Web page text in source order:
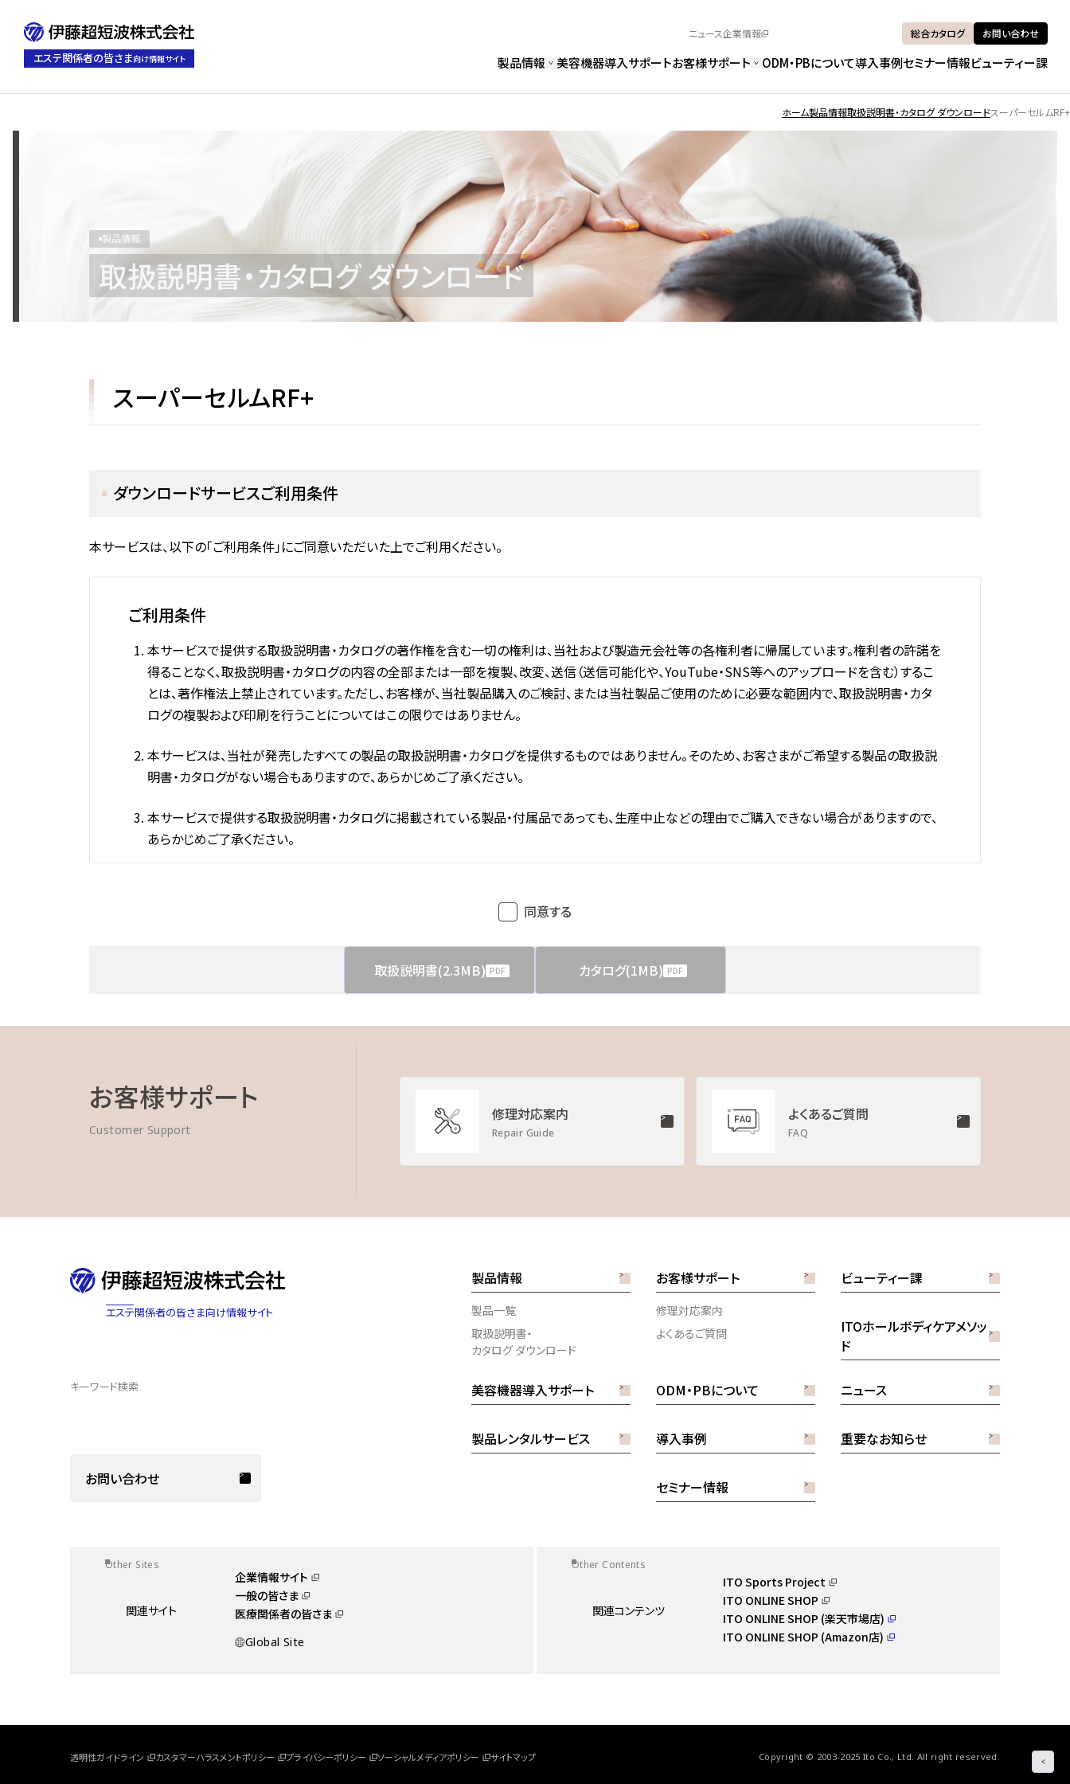
エステ関係者の皆さま向け情報サイト
ニュース企業情報 総合カタログ お問い合わせ
製品情報
カタログ ダウンロード
美容機器導入サポートお客様サポート ODM・PBについて導入事例セミナー情報ビューティー課
ホーム製品情報取扱説明書・カタログ ダウンロードスーパーセルムRF+
製品情報
取扱説明書・カタログ ダウンロード
スーパーセルムRF+
ダウンロードサービスご利用条件
本サービスは、以下の「ご利用条件」にご同意いただいた上でご利用ください。
ご利用条件
本サービスで提供する取扱説明書・カタログの著作権を含む一切の権利は、当社および製造元会社等の各権利者に帰属しています。権利者の許諾を
得ることなく、取扱説明書・カタログの内容の全部または一部を複製、改変、送信（送信可能化や、YouTube・SNS等へのアップロードを含む）するこ
とは、著作権法上禁止されています。ただし、お客様が、当社製品購入のご検討、または当社製品ご使用のために必要な範囲内で、取扱説明書・カタ
ログの複製および印刷を行うことについてはこの限りではありません。
本サービスは、当社が発売したすべての製品の取扱説明書・カタログを提供するものではありません。そのため、お客さまがご希望する製品の取扱説
明書・カタログがない場合もありますので、あらかじめご了承ください。
本サービスで提供する取扱説明書・カタログに掲載されている製品・付属品であっても、生産中止などの理由でご購入できない場合がありますので、
あらかじめご了承ください。
取扱説明書・カタログの内容は、仕様変更や法改正などにより、予告なく変更される場合があります。そのため、お客さまがご購入された製品に同梱
されている取扱説明書と内容が異なる場合があります。あらかじめご了承ください。
製品には取扱説明書を補足するための印刷物が同梱されている場合があります。本サービスではそれらについては提供しておりませんので、あらか
取扱説明書・カタログに記載されている内容（住所、電話番号、価格、税率などを含む）は、取扱説明書・カタログ作成時点でのものです。最新の内容
ではない場合がありますので、あらかじめご了承ください。
当社は、法律の規定により免責が認められない場合を除いて、本サービスの利用、または利用できなかったことにより万一損害（データの破損・業務
明書について、ご購入されたお客様以外からのお問い合わせにはお応えできない場合がありますので、あらかじめご了承ください。
取扱説明書・カタログに関するお問い合わせは、当社のお客様センターまでお問い合わせください。
同意する
取扱説明書(2.3MB) PDF カタログ(1MB) PDF
お客様サポート
Customer Support
修理対応案内
Repair Guide
よくあるご質問
FAQ
エステ関係者の皆さま向け情報サイト
キーワード検索
お問い合わせ
製品情報
製品一覧
取扱説明書・
カタログ ダウンロード
美容機器導入サポート
製品レンタルサービス
お客様サポート
修理対応案内
よくあるご質問
ODM・PBについて
導入事例
セミナー情報
ビューティー課
ITOホールボディケアメソッ
ド
ニュース
重要なお知らせ
Other Sites
関連サイト
企業情報サイト
一般の皆さま
医療関係者の皆さま
Global Site
Other Contents
関連コンテンツ
ITO Sports Project
ITO ONLINE SHOP
ITO ONLINE SHOP (楽天市場店)
ITO ONLINE SHOP (Amazon店)
透明性ガイドライン カスタマーハラスメントポリシー プライバシーポリシー ソーシャルメディアポリシー サイトマップ Copyright © 2003-2025 Ito Co., Ltd. All right reserved.